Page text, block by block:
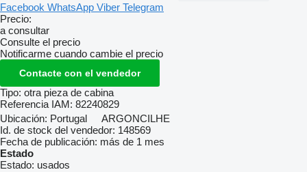
Facebook WhatsApp Viber Telegram
Precio:
a consultar
Consulte el precio
Notificarme cuando cambie el precio
Contacte con el vendedor
Tipo: otra pieza de cabina
Referencia IAM: 82240829
Ubicación: Portugal
ARGONCILHE
Id. de stock del vendedor: 148569
Fecha de publicación: más de 1 mes
Estado
Estado: usados